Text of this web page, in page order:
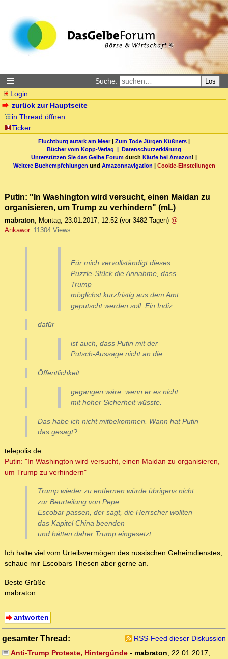
Suche: Los
Login
zurück zur Hauptseite
in Thread öffnen
Ticker
Fluchtburg autark am Meer| Zum Tode Jürgen Küßners |
Bücher vom Kopp-Verlag | Datenschutzerklärung
Unterstützen Sie das Gelbe Forum durch Käufe bei Amazon! |
Weitere Buchempfehlungen und Amazonnavigation | Cookie-Einstellungen
Putin: "In Washington wird versucht, einen Maidan zu
organisieren, um Trump zu verhindern" (mL)
mabraton, Montag, 23.01.2017, 12:52 (vor 3482 Tagen) @
Ankawor 11304 Views
Für mich vervollständigt dieses
Puzzle-Stück die Annahme, dass
Trump
möglichst kurzfristig aus dem Amt
geputscht werden soll. Ein Indiz
dafür
ist auch, dass Putin mit der
Putsch-Aussage nicht an die
Öffentlichkeit
gegangen wäre, wenn er es nicht
mit hoher Sicherheit wüsste.
Das habe ich nicht mitbekommen. Wann hat Putin
das gesagt?
telepolis.de
Putin: "In Washington wird versucht, einen Maidan zu organisieren,
um Trump zu verhindern"
Trump wieder zu entfernen würde übrigens nicht
zur Beurteilung von Pepe
Escobar passen, der sagt, die Herrscher wollten
das Kapitel China beenden
und hätten daher Trump eingesetzt.
Ich halte viel vom Urteilsvermögen des russischen Geheimdienstes,
schaue mir Escobars Thesen aber gerne an.
Beste Grüße
mabraton
antworten
gesamter Thread:
RSS-Feed dieser Diskussion
Anti-Trump Proteste, Hintergünde- mabraton, 22.01.2017,